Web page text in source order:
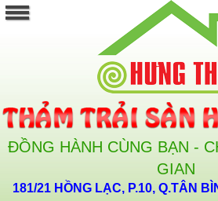
ĐỒNG HÀNH CÙNG BẠN -
GIAN
181/21 HỒNG LẠC, P.10, Q.TÂN